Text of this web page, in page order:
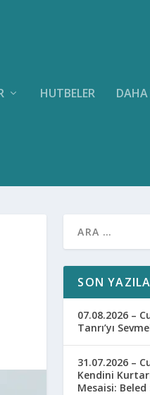
HUTBELER DAHA
SON
07.08.2026 –
Tanrı’yı
31.07.2026 –
Kendini
Mesaisi: Beled